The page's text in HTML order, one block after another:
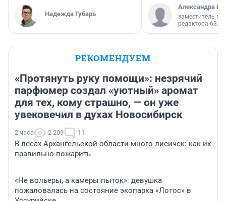
Надежда Губарь
Александра
заместитель
редактора 63.RU
РЕКОМЕНДУЕМ
«Протянуть руку помощи»: незрячий
парфюмер создал «уютный» аромат
для тех, кому страшно, — он уже
увековечил в духах Новосибирск
2 часа 2 209 11
В лесах Архангельской области много лисичек: как их
правильно пожарить
«Не вольеры, а камеры пыток»: девушка
пожаловалась на состояние экопарка «Лотос» в